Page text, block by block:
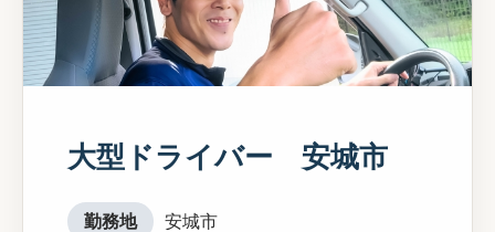
大型ドライバー 安城市
勤務地 安城市